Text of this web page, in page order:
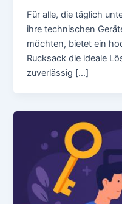
Für alle, die täglich
ihre technischen
möchten, bietet ein
Rucksack die ideale
zuverlässig […]